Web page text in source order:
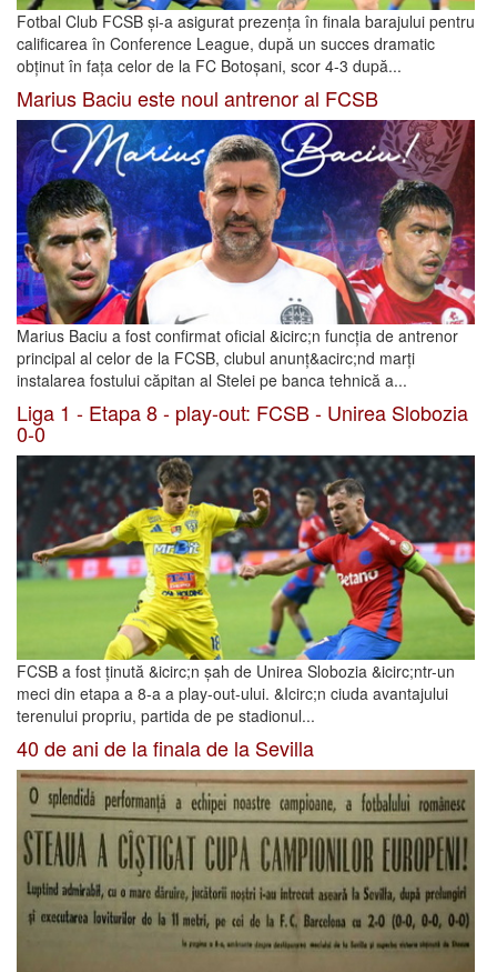
Fotbal Club FCSB și-a asigurat prezența în finala barajului pentru
calificarea în Conference League, după un succes dramatic
obținut în fața celor de la FC Botoșani, scor 4-3 după...
Marius Baciu este noul antrenor al FCSB
Marius Baciu a fost confirmat oficial &icirc;n funcția de antrenor
principal al celor de la FCSB, clubul anunț&acirc;nd marți
instalarea fostului căpitan al Stelei pe banca tehnică a...
Liga 1 - Etapa 8 - play-out: FCSB - Unirea Slobozia
0-0
FCSB a fost ținută &icirc;n șah de Unirea Slobozia &icirc;ntr-un
meci din etapa a 8-a a play-out-ului. &Icirc;n ciuda avantajului
terenului propriu, partida de pe stadionul...
40 de ani de la finala de la Sevilla